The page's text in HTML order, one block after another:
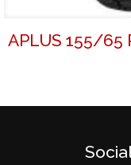
APLUS 155/65